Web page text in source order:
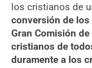
los cristianos de
conversión de
Gran Comisión
cristianos de
duramente a los